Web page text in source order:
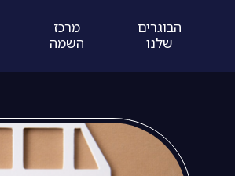
הבוגרים
שלנו
מרכז
השמה